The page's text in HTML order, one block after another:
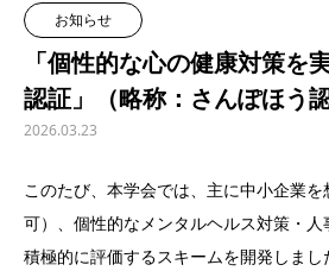
お知らせ
「個性的な心の健康対策を
認証」（略称：さんぽほう
2026.03.23
このたび、本学会では、主に中小企業
可）、個性的なメンタルヘルス対策・
積極的に評価するスキームを開発しまし